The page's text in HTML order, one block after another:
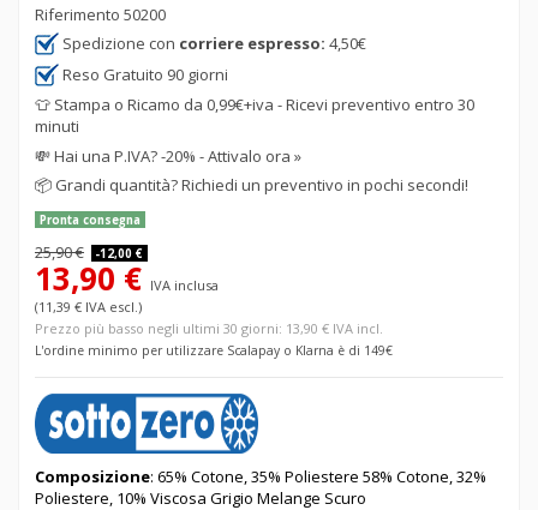
Riferimento 50200
Spedizione con corriere espresso: 4,50€
Reso Gratuito 90 giorni
👕 Stampa o Ricamo da 0,99€+iva - Ricevi preventivo entro 30
minuti
💸Hai una P.IVA? -20% - Attivalo ora »
📦 Grandi quantità? Richiedi un preventivo in pochi secondi!
Pronta consegna
25,90 € -12,00 €
13,90 € IVA inclusa
(11,39 € IVA escl.)
Prezzo più basso negli ultimi 30 giorni: 13,90 € IVA incl.
L'ordine minimo per utilizzare Scalapay o Klarna è di 149€
Composizione: 65% Cotone, 35% Poliestere 58% Cotone, 32%
Poliestere, 10% Viscosa Grigio Melange Scuro